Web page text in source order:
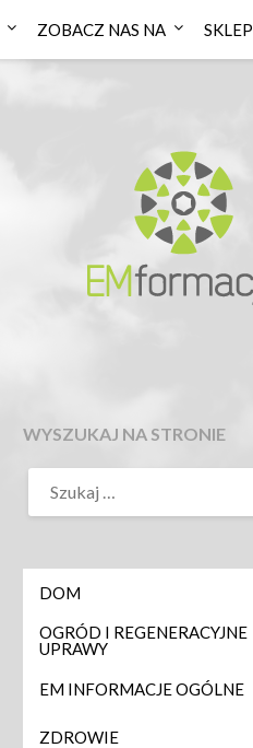
ZOBACZ NAS NA SKLEP
WYSZUKAJ NA STRONIE
DOM
OGRÓD I REGENERACYJNE
UPRAWY
EM INFORMACJE OGÓLNE
ZDROWIE